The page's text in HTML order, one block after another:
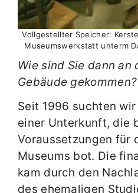
Vollgestellter Speicher:
Museumswerkstatt unterm
Wie sind Sie dann an
Gebäude gekommen?
Seit 1996 suchten
einer Unterkunft, die
Voraussetzungen für
Museums bot. Die
kam durch den
des ehemaligen